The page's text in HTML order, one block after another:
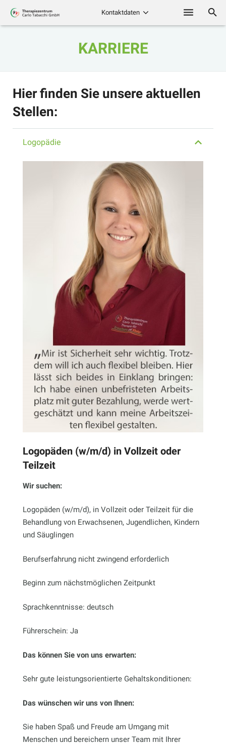
Kontaktdaten
Ergotherapie
Logopädie
Trainingstherapie
KARRIERE
Hier finden Sie unsere aktuellen
Stellen:
Logopädie
Logopäden (w/m/d) in Vollzeit oder
Teilzeit
Wir suchen:
Logopäden (w/m/d), in Vollzeit oder Teilzeit für die
Behandlung von Erwachsenen, Jugendlichen, Kindern
und Säuglingen
Berufserfahrung nicht zwingend erforderlich
Beginn zum nächstmöglichen Zeitpunkt
Sprachkenntnisse: deutsch
Führerschein: Ja
Das können Sie von uns erwarten:
Sehr gute leistungsorientierte Gehaltskonditionen:
Das wünschen wir uns von Ihnen:
Sie haben Spaß und Freude am Umgang mit
Menschen und bereichern unser Team mit Ihrer